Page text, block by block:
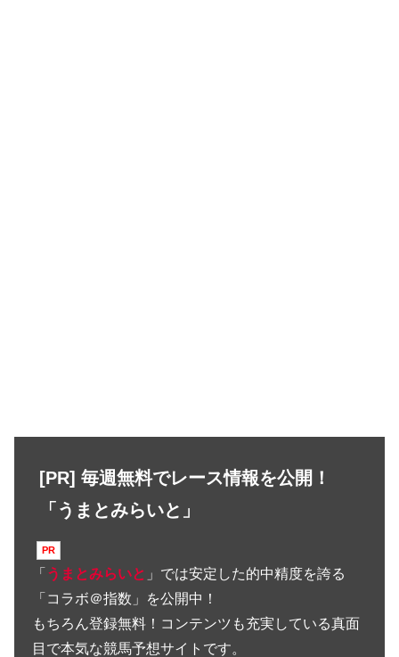
[PR] 毎週無料でレース情報を公開！
「うまとみらいと」
「 うまとみらいと 」では安定した的中精度を誇る
「コラボ＠指数」を公開中！
もちろん登録無料！コンテンツも充実している真面
目で本気な競馬予想サイトです。